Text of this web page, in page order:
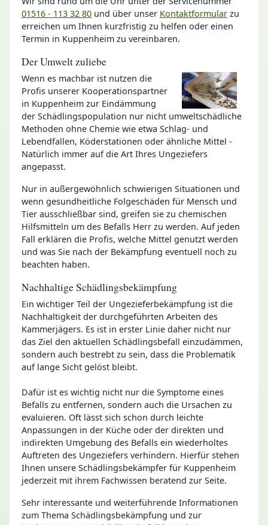
01516 - 113 32 80 und über unser Kontaktformular zu
erreichen um Ihnen kurzfristig zu helfen oder einen
Termin in Kuppenheim zu vereinbaren.
Der Umwelt zuliebe
Wenn es machbar ist nutzen die
Profis unserer Kooperationspartner
in Kuppenheim zur Eindämmung
der Schädlingspopulation nur nicht umweltschädliche
Methoden ohne Chemie wie etwa Schlag- und
Lebendfallen, Köderstationen oder ähnliche Mittel -
Natürlich immer auf die Art Ihres Ungeziefers
angepasst.
Nur in außergewöhnlich schwierigen Situationen und
wenn gesundheitliche Folgeschäden für Mensch und
Tier ausschließbar sind, greifen sie zu chemischen
Hilfsmitteln um des Befalls Herr zu werden. Auf jeden
Fall erklären die Profis, welche Mittel genutzt werden
und was Sie nach der Bekämpfung eventuell noch zu
beachten haben.
Nachhaltige Schädlingsbekämpfung
Ein wichtiger Teil der Ungezieferbekämpfung ist die
Nachhaltigkeit der durchgeführten Arbeiten des
Kammerjägers. Es ist in erster Linie daher nicht nur
das Ziel den aktuellen Schädlingsbefall einzudämmen,
sondern auch bestrebt zu sein, dass die Problematik
auf lange Sicht gelöst bleibt.
Dafür ist es wichtig nicht nur die Symptome eines
Befalls zu entfernen, sondern auch die Ursachen zu
evaluieren. Oft lässt sich schon durch leichte
Anpassungen in der Küche oder der direkten und
indirekten Umgebung des Befalls ein wiederholtes
Auftreten des Ungeziefers verhindern. Hierfür stehen
Ihnen unsere Schädlingsbekämpfer für Kuppenheim
jederzeit mit ihrem Fachwissen beratend zur Seite.
Sehr interessante und weiterführende Informationen
zum Thema Schädlingsbekämpfung und zur